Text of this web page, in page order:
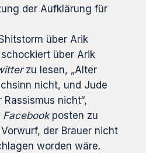
der Aufklärung für
über Arik
schockiert über Arik
zu lesen, „Alter
nicht, und Jude
nicht“,
Facebookposten zu
der Brauer nicht
worden wäre.